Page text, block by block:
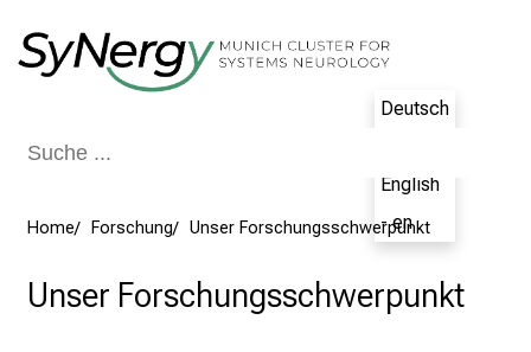
Deutsch
English
- en
Home Forschung Unser Forschungsschwerpunkt
Unser Forschungsschwerpunkt